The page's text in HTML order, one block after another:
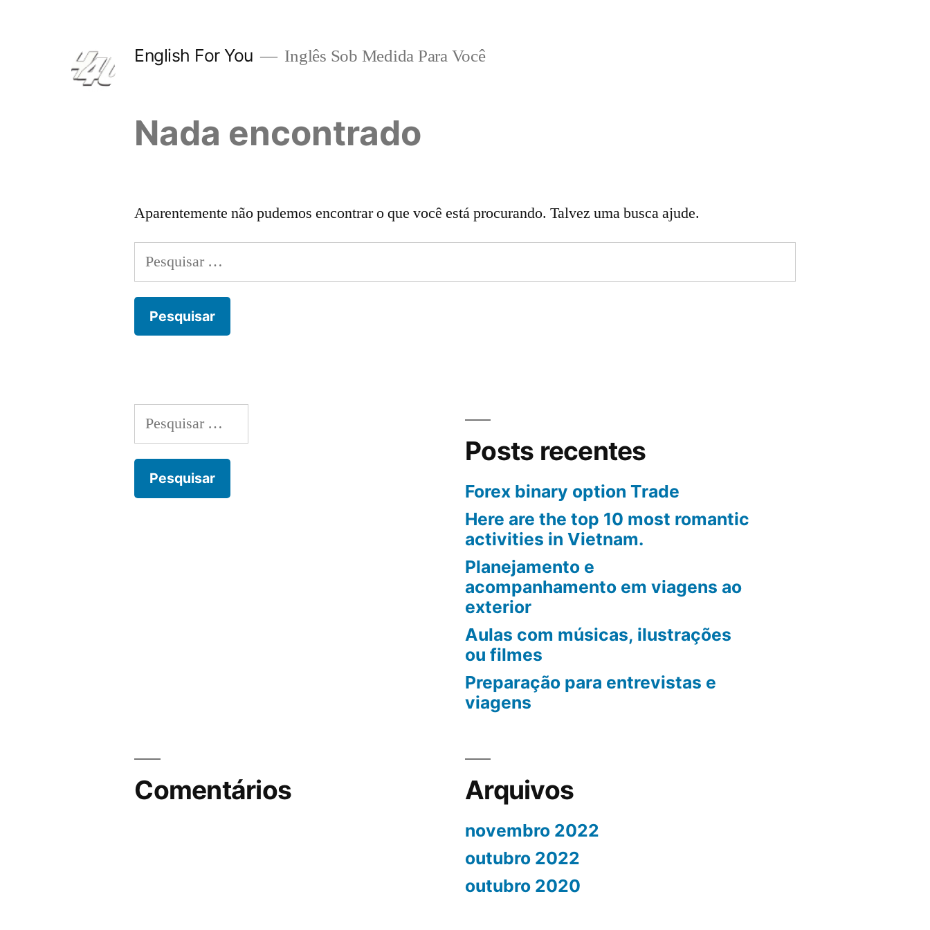
English For You Inglês Sob Medida Para Você
Nada encontrado
Aparentemente não pudemos encontrar o que você está procurando. Talvez uma busca ajude.
Pesquisar
por:
Pesquisar
por:
Posts recentes
Forex binary option Trade
Here are the top 10 most romantic
activities in Vietnam.
Planejamento e
acompanhamento em viagens ao
exterior
Aulas com músicas, ilustrações
ou filmes
Preparação para entrevistas e
viagens
Comentários Arquivos
novembro 2022
outubro 2022
outubro 2020